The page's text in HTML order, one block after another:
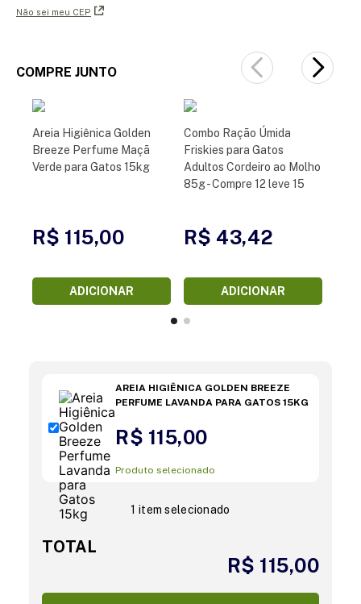
Não sei meu CEP
COMPRE JUNTO
Areia Higiênica Golden
Breeze Perfume Maçã
Verde para Gatos 15kg
R$ 115,00
ADICIONAR
Combo Ração Úmida
Friskies para Gatos
Adultos Cordeiro ao Molho
85g - Compre 12 leve 15
R$ 43,42
ADICIONAR
AREIA HIGIÊNICA GOLDEN BREEZE
PERFUME LAVANDA PARA GATOS 15KG
R$ 115,00
Produto selecionado
1 item selecionado
TOTAL
R$ 115,00